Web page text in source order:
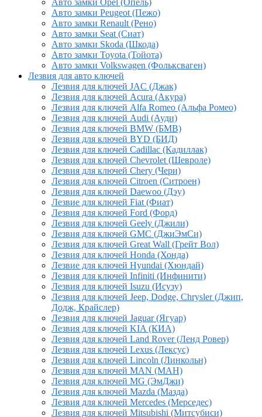
Авто замки Opel (Опель)
Авто замки Peugeot (Пежо)
Авто замки Renault (Рено)
Авто замки Seat (Сиат)
Авто замки Skoda (Шкода)
Авто замки Toyota (Тойота)
Авто замки Volkswagen (Фольксваген)
Лезвия для авто ключей
Лезвия для ключей JAC (Джак)
Лезвия для ключей Acura (Акура)
Лезвия для ключей Alfa Romeo (Альфа Ромео)
Лезвия для ключей Audi (Ауди)
Лезвия для ключей BMW (БМВ)
Лезвия для ключей BYD (БИД)
Лезвия для ключей Cadillac (Кадиллак)
Лезвия для ключей Chevrolet (Шевроле)
Лезвия для ключей Chery (Чери)
Лезвия для ключей Citroen (Ситроен)
Лезвия для ключей Daewoo (Дэу)
Лезвие для ключей Fiat (Фиат)
Лезвия для ключей Ford (Форд)
Лезвия для ключей Geely (Джили)
Лезвия для ключей GMC (ДжиЭмСи)
Лезвия для ключей Great Wall (Грейт Вол)
Лезвия для ключей Honda (Хонда)
Лезвие для ключей Hyundai (Хюндай)
Лезвия для ключей Infiniti (Инфинити)
Лезвия для ключей Isuzu (Исузу)
Лезвия для ключей Jeep, Dodge, Chrysler (Джип,
Додж, Крайслер)
Лезвия для ключей Jaguar (Ягуар)
Лезвия для ключей KIA (КИА)
Лезвия для ключей Land Rover (Ленд Ровер)
Лезвия для ключей Lexus (Лексус)
Лезвия для ключей Lincoln (Линкольн)
Лезвия для ключей MAN (МАН)
Лезвия для ключей MG (ЭмДжи)
Лезвия для ключей Mazda (Мазда)
Лезвия для ключей Mercedes (Мерседес)
Лезвия для ключей Mitsubishi (Митсубиси)